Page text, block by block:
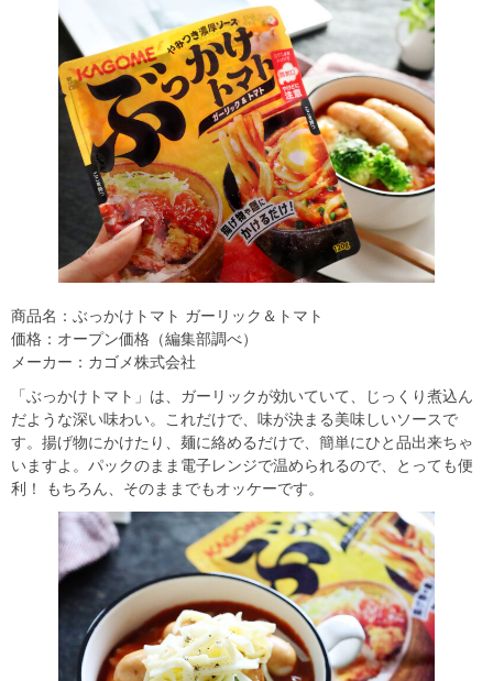
商品名：ぶっかけトマト ガーリック＆トマト
価格：オープン価格（編集部調べ）
メーカー：カゴメ株式会社
「ぶっかけトマト」は、ガーリックが効いていて、じっくり煮込ん
だような深い味わい。これだけで、味が決まる美味しいソースで
す。揚げ物にかけたり、麺に絡めるだけで、簡単にひと品出来ちゃ
いますよ。パックのまま電子レンジで温められるので、とっても便
利！ もちろん、そのままでもオッケーです。